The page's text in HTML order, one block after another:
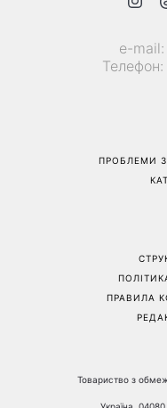
«Все гірше й гірше»:
Дорофєєва розповіла